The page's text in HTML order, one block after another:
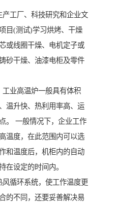
工厂、科技研究和企业文
目(测试)学习烘烤、干燥
或线圈干燥、电机定子或
砂干燥、油漆电柜及零件
业高温炉一般具有体积
温升快、热利用率高、运
。 一般情况下，企业工作
温度，在此范围内可以选
和温度后，机柜内的自动
在设定的时间内。
循环系统，使工作温度更
的不同，还要妥善解决易